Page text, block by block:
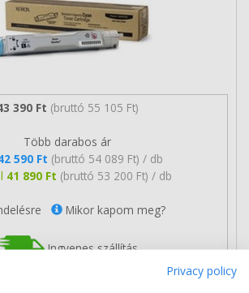
390 Ft (bruttó 55 105 Ft)
Több darabos ár
590 Ft (bruttó 54 089 Ft) / db
41 890 Ft (bruttó 53 200 Ft) / db
Mikor kapom meg?
Ingyenes szállítás
Privacy policy